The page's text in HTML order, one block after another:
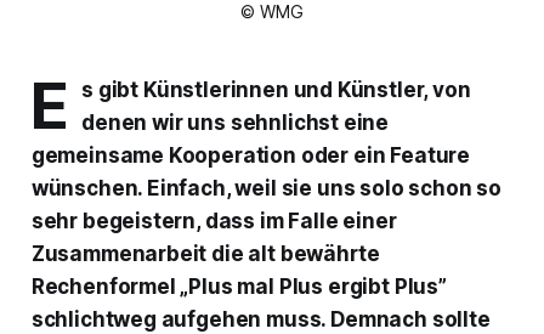
© WMG
E
s gibt Künstlerinnen und Künstler, von
denen wir uns sehnlichst eine
gemeinsame Kooperation oder ein Feature
wünschen. Einfach, weil sie uns solo schon so
sehr begeistern, dass im Falle einer
Zusammenarbeit die alt bewährte
Rechenformel „Plus mal Plus ergibt Plus”
schlichtweg aufgehen muss. Demnach sollte